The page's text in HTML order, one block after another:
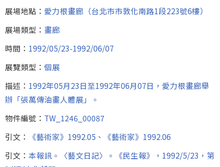
展場地點： 愛力根畫廊（台北市市敦化南路1段223號6樓）
展場類型： 畫廊
時間： 1992/05/23-1992/06/07
展覽類型： 個展
描述： 1992年05月23日至1992年06月07日，愛力根畫廊舉
辦「張萬傳油畫人體展」。
物件編號： TW_1246_00087
引文：
《藝術家》1992.05、《藝術家》1992.06
引文： 本報訊。〈藝文日記〉。《民生報》，1992/5/23，第